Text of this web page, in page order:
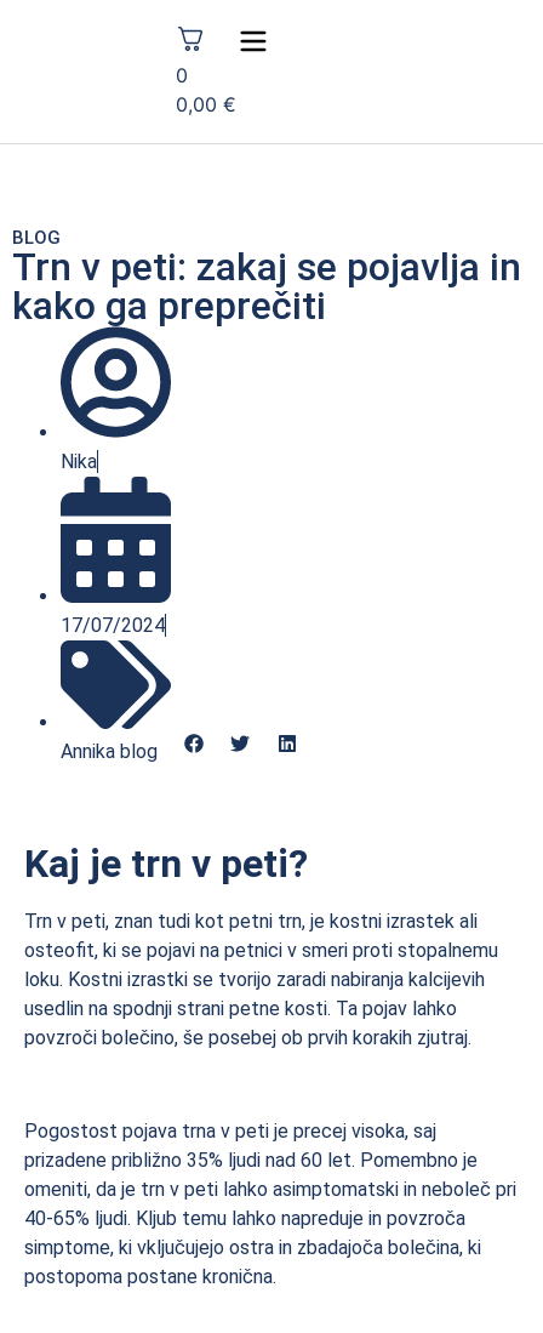
0
0,00 €
BLOG
Trn v peti: zakaj se pojavlja in
kako ga preprečiti
Nika
17/07/2024
Annika blog
Kaj je trn v peti?
Trn v peti, znan tudi kot petni trn, je kostni izrastek ali
osteofit, ki se pojavi na petnici v smeri proti stopalnemu
loku. Kostni izrastki se tvorijo zaradi nabiranja kalcijevih
usedlin na spodnji strani petne kosti. Ta pojav lahko
povzroči bolečino, še posebej ob prvih korakih zjutraj.
Pogostost pojava trna v peti je precej visoka, saj
prizadene približno 35% ljudi nad 60 let. Pomembno je
omeniti, da je trn v peti lahko asimptomatski in neboleč pri
40-65% ljudi. Kljub temu lahko napreduje in povzroča
simptome, ki vključujejo ostra in zbadajoča bolečina, ki
postopoma postane kronična.